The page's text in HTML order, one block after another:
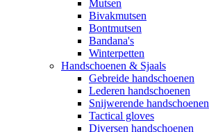
Mutsen
Bivakmutsen
Bontmutsen
Bandana's
Winterpetten
Handschoenen & Sjaals
Gebreide handschoenen
Lederen handschoenen
Snijwerende handschoenen
Tactical gloves
Diversen handschoenen